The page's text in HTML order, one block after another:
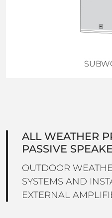
ALL WEATHER
PASSIVE
OUTDOOR
SYSTEMS AND
EXTERNAL